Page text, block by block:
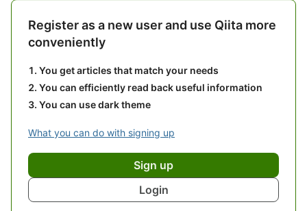
Register as a new user and use Qiita more
conveniently
You get articles that match your needs
You can efficiently read back useful information
You can use dark theme
What you can do with signing up
Sign up
Login